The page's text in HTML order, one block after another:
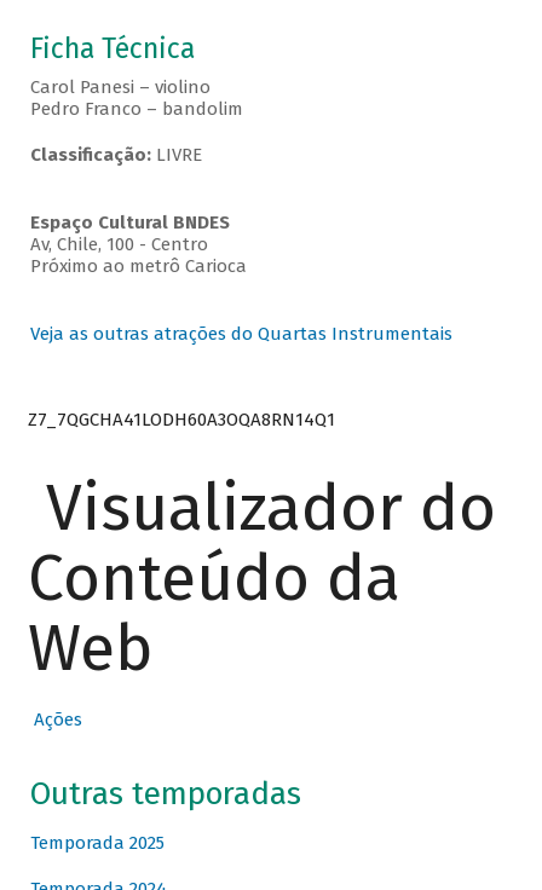
Ficha Técnica
Carol Panesi – violino
Pedro Franco – bandolim
Classificação: LIVRE
Espaço Cultural BNDES
Av, Chile, 100 - Centro
Próximo ao metrô Carioca
Veja as outras atrações do Quartas Instrumentais
Z7_7QGCHA41LODH60A3OQA8RN14Q1
Visualizador do
Conteúdo da
Web
Ações
Outras temporadas
Temporada 2025